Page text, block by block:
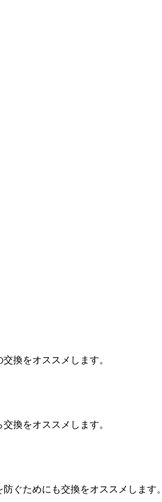
換をオススメします。
換をオススメします。
ぐためにも交換をオススメします。